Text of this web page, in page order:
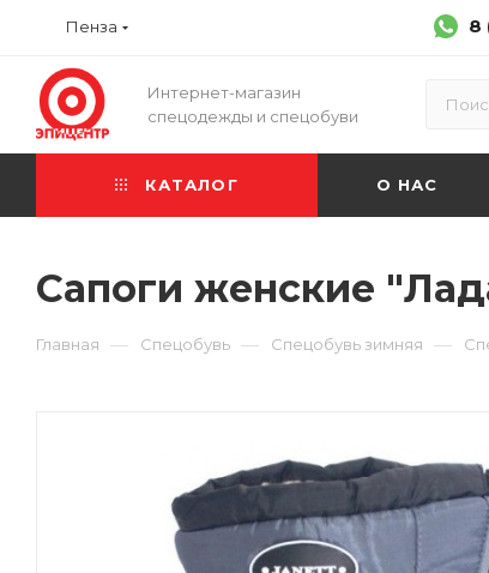
Пенза 8
Интернет-магазин
спецодежды и спецобуви
КАТАЛОГ О НАС
Сапоги женские
Главная — Спецобувь — Спецобувь зимняя —